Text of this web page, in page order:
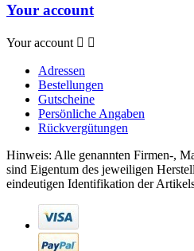
Your account
Your account  
Adressen
Bestellungen
Gutscheine
Persönliche Angaben
Rückvergütungen
Hinweis: Alle genannten Firmen-,
sind Eigentum des jeweiligen
eindeutigen Identifikation der